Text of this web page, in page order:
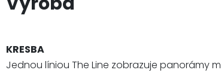
KRESBA
Jednou líniou The Line zobrazuje panorámy